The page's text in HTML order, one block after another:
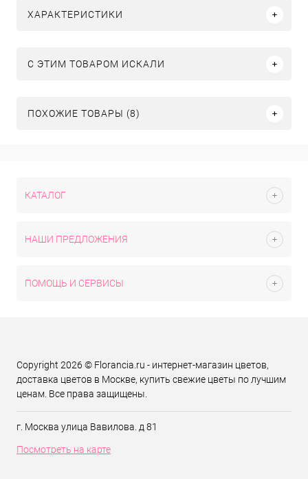
ХАРАКТЕРИСТИКИ
C ЭТИМ ТОВАРОМ ИСКАЛИ
ПОХОЖИЕ ТОВАРЫ (8)
КАТАЛОГ
НАШИ ПРЕДЛОЖЕНИЯ
ПОМОЩЬ И СЕРВИСЫ
Copyright 2026 © Florancia.ru - интернет-магазин цветов,
доставка цветов в Москве, купить свежие цветы по лучшим
ценам. Все права защищены.
г. Москва улица Вавилова. д 81
Посмотреть на карте